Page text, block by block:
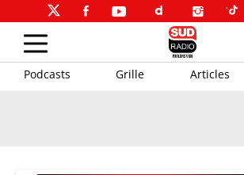
Podcasts Grille Articles